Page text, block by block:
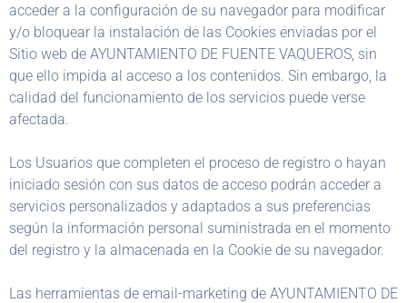
acceder a la configuración de su navegador para modificar
y/o bloquear la instalación de las Cookies enviadas por el
Sitio web de AYUNTAMIENTO DE FUENTE VAQUEROS, sin
que ello impida al acceso a los contenidos. Sin embargo, la
calidad del funcionamiento de los servicios puede verse
afectada.
Los Usuarios que completen el proceso de registro o hayan
iniciado sesión con sus datos de acceso podrán acceder a
servicios personalizados y adaptados a sus preferencias
según la información personal suministrada en el momento
del registro y la almacenada en la Cookie de su navegador.
Las herramientas de email-marketing de AYUNTAMIENTO DE